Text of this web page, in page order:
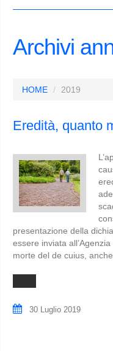
Archivi
HOME 2019
Eredità, quanto
presentazione della
essere inviata
morte del de cuius,
30 Luglio 2019